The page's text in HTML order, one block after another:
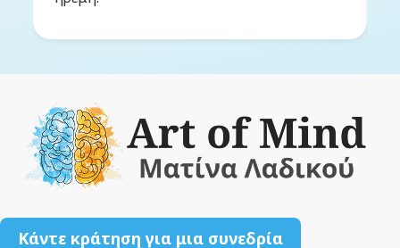
Κάντε κράτηση για μια συνεδρία